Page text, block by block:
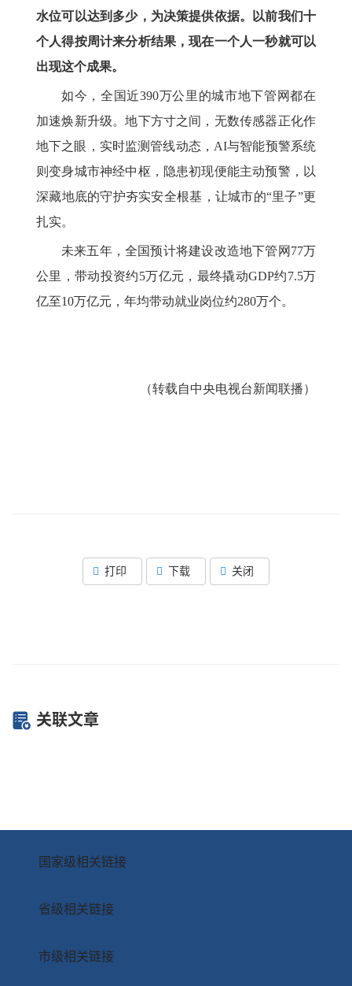
水位可以达到多少，为决策提供依据。以前我们十
个人得按周计来分析结果，现在一个人一秒就可以
出现这个成果。
如今，全国近390万公里的城市地下管网都在
加速焕新升级。地下方寸之间，无数传感器正化作
地下之眼，实时监测管线动态，AI与智能预警系统
则变身城市神经中枢，隐患初现便能主动预警，以
深藏地底的守护夯实安全根基，让城市的“里子”更
扎实。
未来五年，全国预计将建设改造地下管网77万
公里，带动投资约5万亿元，最终撬动GDP约7.5万
亿至10万亿元，年均带动就业岗位约280万个。
（转载自中央电视台新闻联播）
打印 下载 关闭
关联文章
国家级相关链接
省级相关链接
市级相关链接